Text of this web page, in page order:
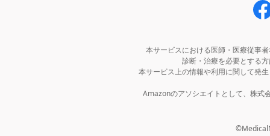
本サービスにおける医師・医療従事
診断・治療を必要とする
本サービス上の情報や利用に関して発
Amazonのアソシエイトとして、株式